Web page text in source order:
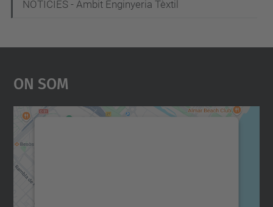
NOTICIES - Àmbit Enginyeria Tèxtil
On Som